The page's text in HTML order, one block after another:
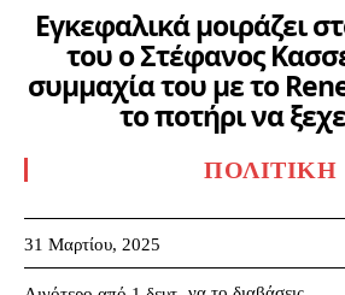
Εγκεφαλικά μοιράζει
του ο Στέφανος
συμμαχία του με το
το ποτήρι να
ΠΟΛΙΤΙΚΉ
31 Μαρτίου, 2025